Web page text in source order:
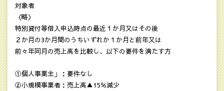
対象者
〈略〉
特別貸付等借入申込時点の最近１か月又はその後
２か月の3か月間のうちいずれか１か月と前年又は
前々年同月の売上高を比較し、以下の要件を満たす方
①個人事業主」：要件なし
②小規模事業者：売上高▲15％減少